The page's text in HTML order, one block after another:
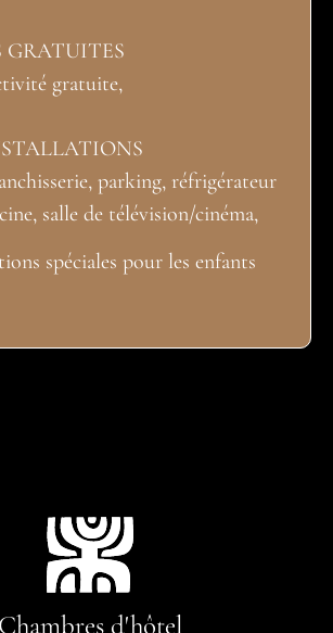
gratuite,
parking, réfrigérateur
salle de télévision/cinéma,
spéciales pour les enfants
Chambres d'hôtel